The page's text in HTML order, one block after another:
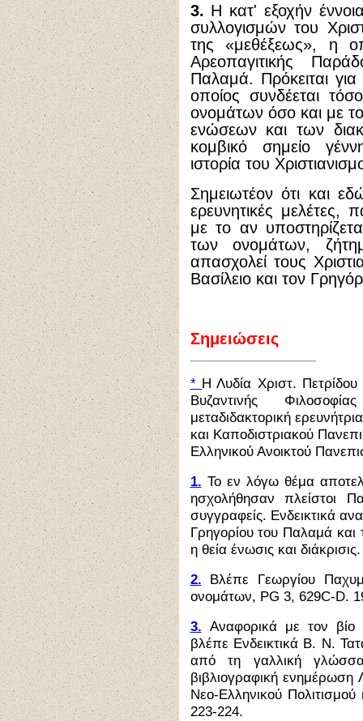
3. Η κατ' εξοχήν
συλλογισμών του
της «μεθέξεως», η
Αρεοπαγιτικής
Παλαμά. Πρόκειται
οποίος συνδέεται
ονομάτων όσο και με
ενώσεων και των
κομβικό σημείο
ιστορία του
Σημειωτέον ότι και
ερευνητικές μελέτες,
με το αν
των ονομάτων,
απασχολεί τους
Βασίλειο και τον
Σημειώσεις
* Η Λυδία Χριστ. Πετρίδου
Βυζαντινής
μεταδιδακτορική
και Καποδιστριακού
Ελληνικού Ανοικτού
1. Το εν λόγω θέμα
ησχολήθησαν πλείστοι
συγγραφείς. Ενδεικτικά
Γρηγορίου του Παλαμά
η θεία ένωσις και διάκρισις.
2.
Βλέπε Γεωργίου
ονομάτων, PG 3, 629C-D.
3. Αναφορικά με τον
βλέπε Ενδεικτικά Β. Ν.
από τη γαλλική
βιβλιογραφική
Νεο-Ελληνικού
223-224.